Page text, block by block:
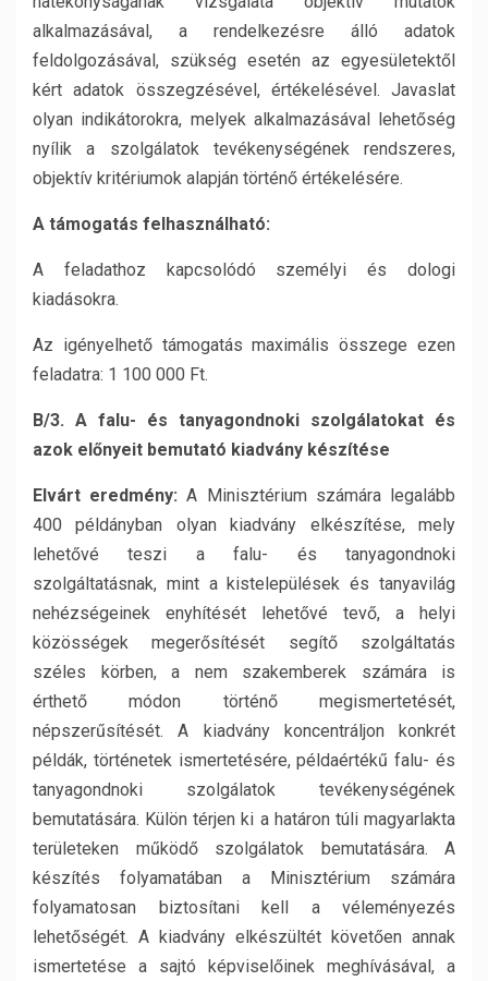
alkalmazásával, a rendelkezésre álló adatok
feldolgozásával, szükség esetén az egyesületektől
kért adatok összegzésével, értékelésével. Javaslat
olyan indikátorokra, melyek alkalmazásával lehetőség
nyílik a szolgálatok tevékenységének rendszeres,
objektív kritériumok alapján történő értékelésére.
A támogatás felhasználható:
A feladathoz kapcsolódó személyi és dologi
kiadásokra.
Az igényelhető támogatás maximális összege ezen
feladatra: 1 100 000 Ft.
B/3. A falu- és tanyagondnoki szolgálatokat és
azok előnyeit bemutató kiadvány készítése
Elvárt eredmény:A Minisztérium számára legalább
400 példányban olyan kiadvány elkészítése, mely
lehetővé teszi a falu- és tanyagondnoki
szolgáltatásnak, mint a kistelepülések és tanyavilág
nehézségeinek enyhítését lehetővé tevő, a helyi
közösségek megerősítését segítő szolgáltatás
széles körben, a nem szakemberek számára is
érthető módon történő megismertetését,
népszerűsítését. A kiadvány koncentráljon konkrét
példák, történetek ismertetésére, példaértékű falu- és
tanyagondnoki szolgálatok tevékenységének
bemutatására. Külön térjen ki a határon túli magyarlakta
területeken működő szolgálatok bemutatására. A
készítés folyamatában a Minisztérium számára
folyamatosan biztosítani kell a véleményezés
lehetőségét. A kiadvány elkészültét követően annak
ismertetése a sajtó képviselőinek meghívásával, a